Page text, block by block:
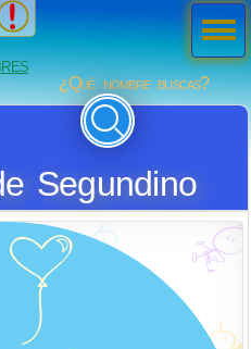
¿Qué nombre buscas?
Segundino
Men
ú